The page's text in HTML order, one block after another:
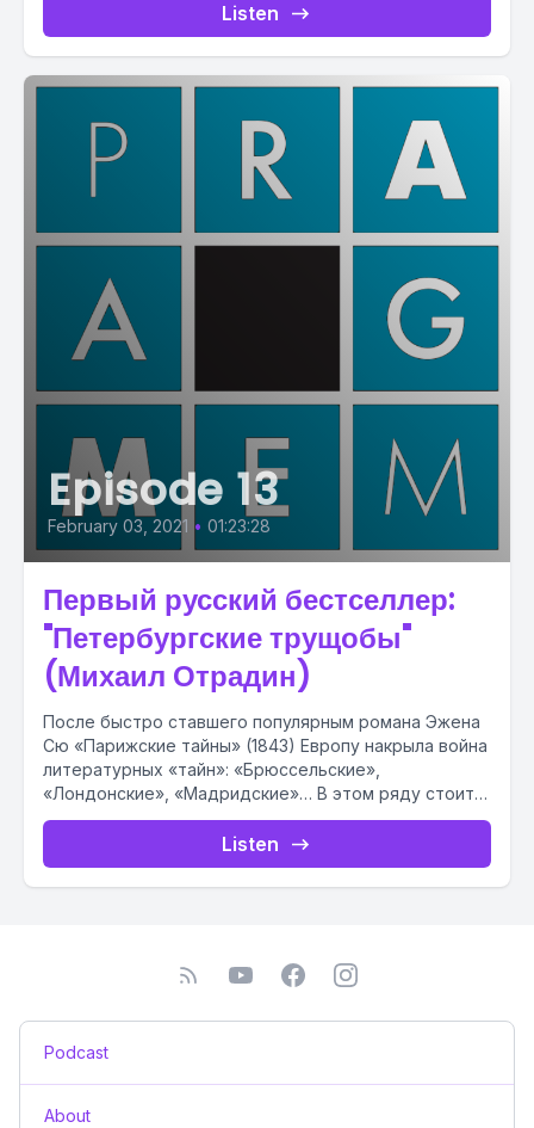
Listen
Episode 13
February 03, 2021 • 01:23:28
Первый русский бестселлер:
"Петербургские трущобы"
(Михаил Отрадин)
После быстро ставшего популярным романа Эжена
Сю «Парижские тайны» (1843) Европу накрыла война
литературных «тайн»: «Брюссельские»,
«Лондонские», «Мадридские»… В этом ряду стоит и
роман...
Listen
Podcast
About